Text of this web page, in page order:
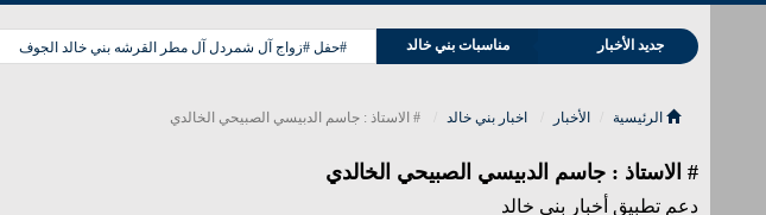
جديد الأخبار مناسبات بني خالد #حفل #زواج آل شمردل آل مطر القرشه بني خالد الجوف
الرئيسية الأخبار اخبار بني خالد # الاستاذ : جاسم الدبيسي الصبيحي الخالدي
# الاستاذ : جاسم الدبيسي الصبيحي الخالدي
دعم تطبيق أخبار بني خالد